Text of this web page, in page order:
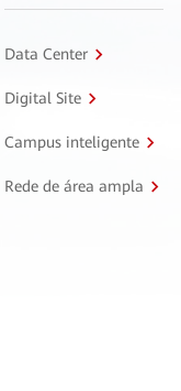
Data Center
Digital Site
Campus inteligente
Rede de área ampla